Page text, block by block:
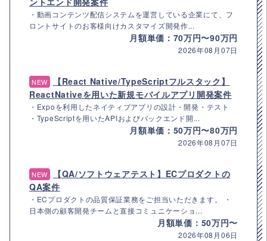
・動画コンテンツ配信システムを運営している企業にて、フ
ロントサイトのお客様向けカスタマイズ開発作...
月額単価：70万円〜90万円
2026年08月07日
NEW
【React Native/TypeScriptフルスタック】
ReactNativeを用いた新規モバイルアプリ開発案件
・Expoを利用したネイティブアプリの設計・開発・テスト
・TypeScriptを用いたAPIおよびバックエンド開...
月額単価：50万円〜80万円
2026年08月07日
NEW
【QA/ソフトウェアテスト】ECプロダクトの
QA案件
・ECプロダクトの品質保証業務をご担当いただきます。 ・
日本側の顧客開発チームと直接コミュニケーショ...
月額単価：50万円〜
2026年08月06日